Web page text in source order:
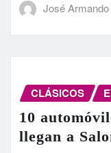
José
CLÁSICOS
10
llegan a